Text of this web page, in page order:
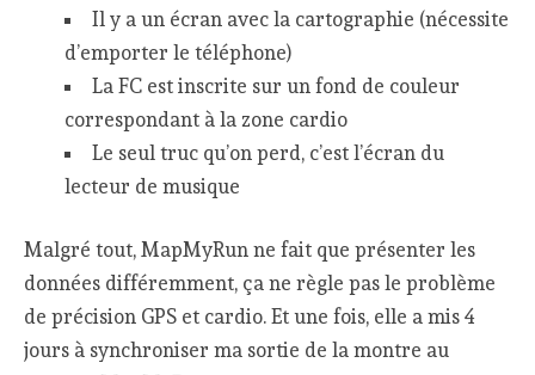
Il y a un écran avec la cartographie (nécessite
d’emporter le téléphone)
La FC est inscrite sur un fond de couleur
correspondant à la zone cardio
Le seul truc qu’on perd, c’est l’écran du
lecteur de musique
Malgré tout, MapMyRun ne fait que présenter les
données différemment, ça ne règle pas le problème
de précision GPS et cardio. Et une fois, elle a mis 4
jours à synchroniser ma sortie de la montre au